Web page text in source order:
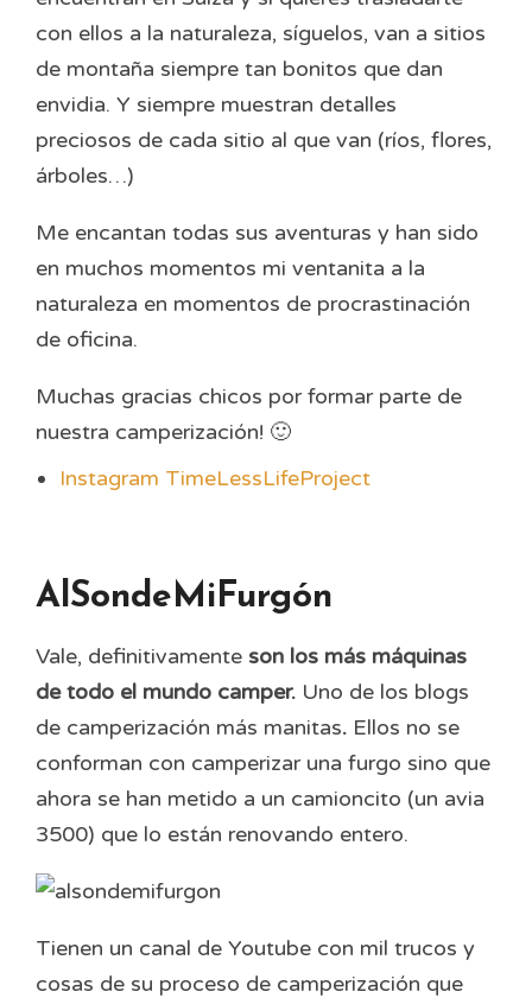
con ellos a la naturaleza, síguelos, van a sitios
de montaña siempre tan bonitos que dan
envidia. Y siempre muestran detalles
preciosos de cada sitio al que van (ríos, flores,
árboles…)
Me encantan todas sus aventuras y han sido
en muchos momentos mi ventanita a la
naturaleza en momentos de procrastinación
de oficina.
Muchas gracias chicos por formar parte de
nuestra camperización! 🙂
Instagram TimeLessLifeProject
AlSondeMiFurgón
Vale, definitivamente son los más máquinas
de todo el mundo camper. Uno de los blogs
de camperización más manitas. Ellos no se
conforman con camperizar una furgo sino que
ahora se han metido a un camioncito (un avia
3500) que lo están renovando entero.
Tienen un canal de Youtube con mil trucos y
cosas de su proceso de camperización que